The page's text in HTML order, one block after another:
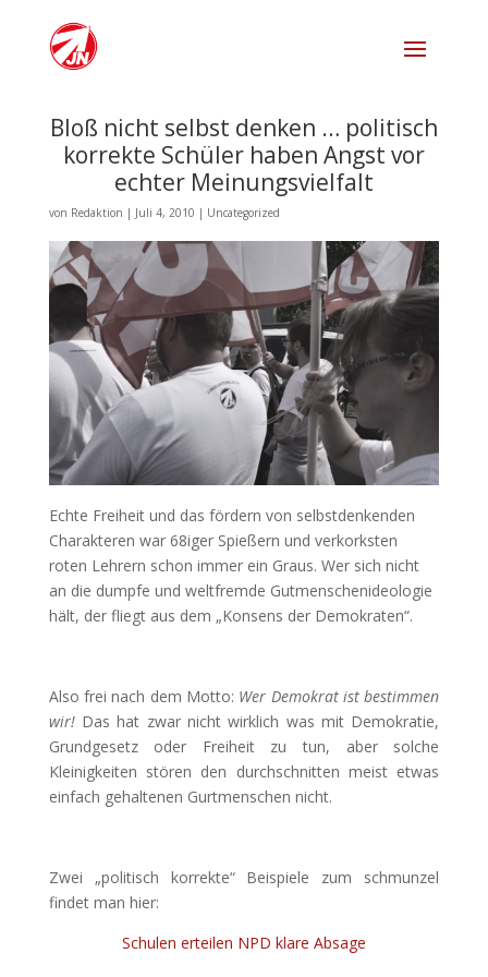
Bloß nicht selbst denken … politisch
korrekte Schüler haben Angst vor
echter Meinungsvielfalt
von Redaktion | Juli 4, 2010 | Uncategorized
Echte Freiheit und das fördern von selbstdenkenden
Charakteren war 68iger Spießern und verkorksten
roten Lehrern schon immer ein Graus. Wer sich nicht
an die dumpfe und weltfremde Gutmenschenideologie
hält, der fliegt aus dem „Konsens der Demokraten“.
Also frei nach dem Motto: Wer Demokrat ist bestimmen
wir!Das hat zwar nicht wirklich was mit Demokratie,
Grundgesetz oder Freiheit zu tun, aber solche
Kleinigkeiten stören den durchschnitten meist etwas
einfach gehaltenen Gurtmenschen nicht.
Zwei „politisch korrekte“ Beispiele zum schmunzel
findet man hier:
Schulen erteilen NPD klare Absage